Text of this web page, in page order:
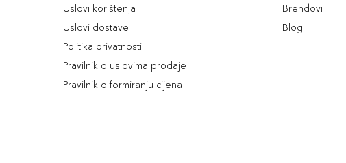
Uslovi korištenja
Uslovi dostave
Politika privatnosti
Pravilnik o uslovima prodaje
Pravilnik o formiranju cijena
Brendovi
Blog